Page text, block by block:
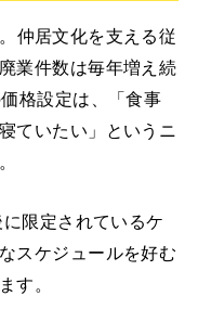
仲居文化を支える従
業件数は毎年増え続
格設定は、「食事
ていたい」というニ
限定されているケ
スケジュールを好む
す。